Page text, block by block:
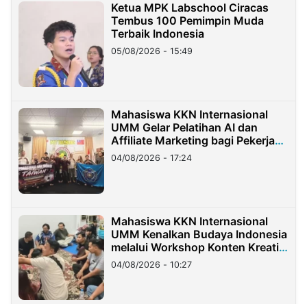
Ketua MPK Labschool Ciracas
Tembus 100 Pemimpin Muda
Terbaik Indonesia
05/08/2026 - 15:49
Mahasiswa KKN Internasional
UMM Gelar Pelatihan AI dan
Affiliate Marketing bagi Pekerja
Migran Indonesia di Taiwan
04/08/2026 - 17:24
Mahasiswa KKN Internasional
UMM Kenalkan Budaya Indonesia
melalui Workshop Konten Kreatif
di Taiwan
04/08/2026 - 10:27